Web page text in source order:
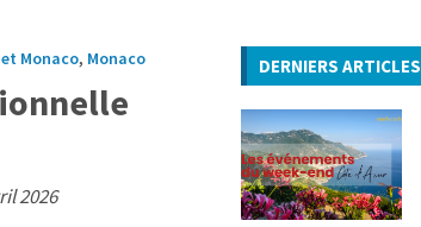
Monaco, Monaco
2026
DERNIERS ARTICLES